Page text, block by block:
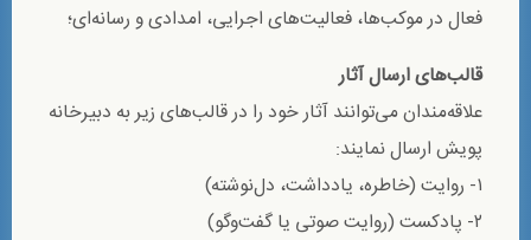
فعال در موکب‌ها، فعالیت‌های اجرایی، امدادی و رسانه‌ای؛
قالب‌های ارسال آثار
علاقه‌مندان می‌توانند آثار خود را در قالب‌های زیر به دبیرخانه
پویش ارسال نمایند:
۱- روایت (خاطره، یادداشت، دل‌نوشته)
۲- پادکست (روایت صوتی یا گفت‌وگو)